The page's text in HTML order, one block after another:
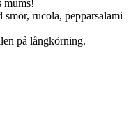
mums!
rucola, pepparsalami
på långkörning.